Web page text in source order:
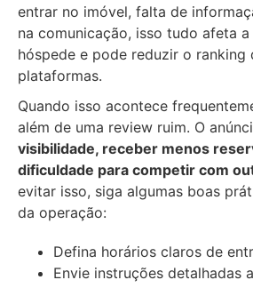
entrar no imóvel, falta de
na comunicação, isso tudo afeta
hóspede e pode reduzir o ranking
plataformas.
Quando isso acontece
além de uma review ruim. O
visibilidade, receber menos
dificuldade para competir com
evitar isso, siga algumas boas
da operação:
Defina horários claros de
Envie instruções detalhadas